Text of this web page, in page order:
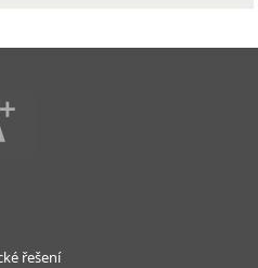
řešení